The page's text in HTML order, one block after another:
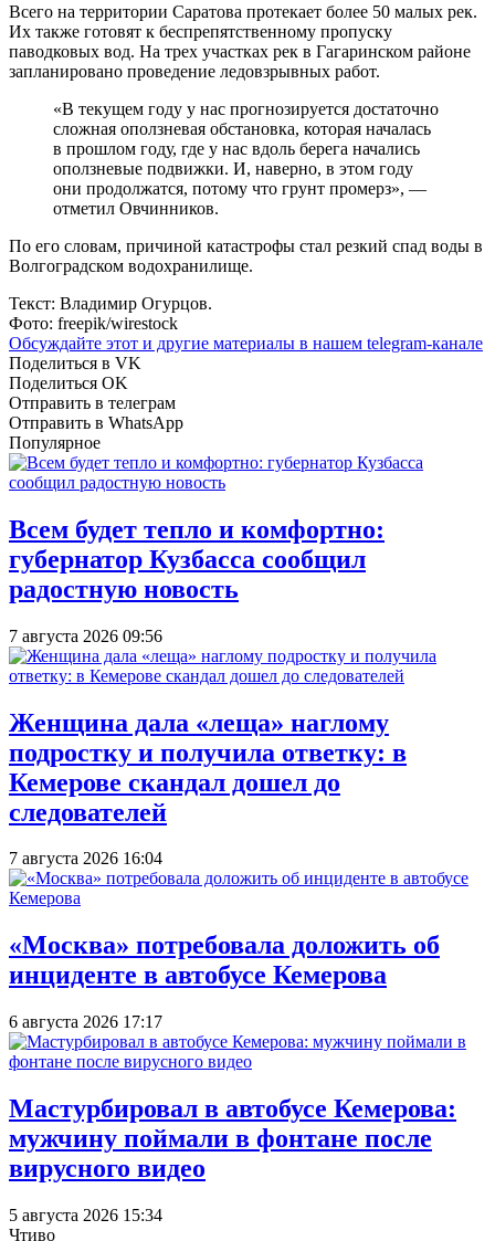
Всего на территории Саратова протекает более 50 малых рек.
Их также готовят к беспрепятственному пропуску
паводковых вод. На трех участках рек в Гагаринском районе
запланировано проведение ледовзрывных работ.
«В текущем году у нас прогнозируется достаточно
сложная оползневая обстановка, которая началась
в прошлом году, где у нас вдоль берега начались
оползневые подвижки. И, наверно, в этом году
они продолжатся, потому что грунт промерз», —
отметил Овчинников.
По его словам, причиной катастрофы стал резкий спад воды в
Волгоградском водохранилище.
Текст: Владимир Огурцов.
Фото: freepik/wirestock
Обсуждайте этот и другие материалы в нашем telegram-канале
Поделиться в VK
Поделиться OK
Отправить в телеграм
Отправить в WhatsApp
Популярное
Всем будет тепло и комфортно:
губернатор Кузбасса сообщил
радостную новость
7 августа 2026 09:56
Женщина дала «леща» наглому
подростку и получила ответку: в
Кемерове скандал дошел до
следователей
7 августа 2026 16:04
«Москва» потребовала доложить об
инциденте в автобусе Кемерова
6 августа 2026 17:17
Мастурбировал в автобусе Кемерова:
мужчину поймали в фонтане после
вирусного видео
5 августа 2026 15:34
Чтиво